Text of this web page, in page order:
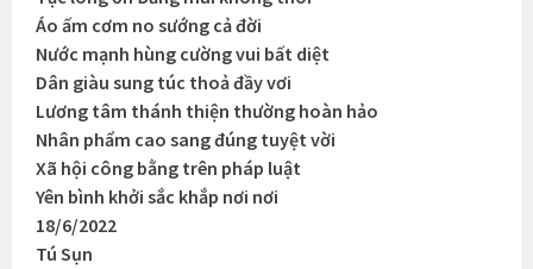
Áo ấm cơm no sướng cả đời
Nước mạnh hùng cường vui bất diệt
Dân giàu sung túc thoả đầy vơi
Lương tâm thánh thiện thường hoàn hảo
Nhân phẩm cao sang đúng tuyệt vời
Xã hội công bằng trên pháp luật
Yên bình khởi sắc khắp nơi nơi
18/6/2022
Tú Sụn